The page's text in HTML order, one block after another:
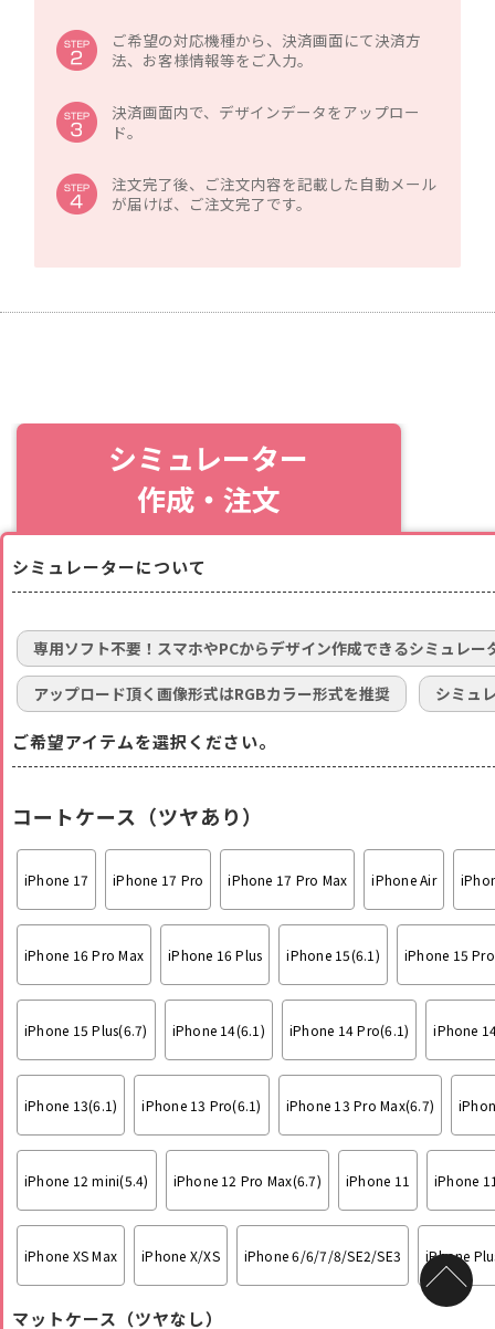
ご希望の対応機種から、決済画面にて決済方
法、お客様情報等をご入力。
決済画面内で、デザインデータをアップロー
ド。
注文完了後、ご注文内容を記載した自動メール
が届けば、ご注文完了です。
シミュレーター
作成・注文
シミュレーターについて
専用ソフト不要！スマホやPCからデザイン作成できるシミュレー
アップロード頂く画像形式はRGBカラー形式を推奨 シミュ
ご希望アイテムを選択ください。
コートケース（ツヤあり）
iPhone 17 iPhone 17 Pro iPhone 17 Pro Max iPhone Air
iPhone 16 Pro Max iPhone 16 Plus iPhone 15(6.1) iPhone 15
iPhone 15 Plus(6.7) iPhone 14(6.1) iPhone 14 Pro(6.1) iPhone
iPhone 13(6.1) iPhone 13 Pro(6.1) iPhone 13 Pro Max(6.7)
iPhone 12 mini(5.4) iPhone 12 Pro Max(6.7) iPhone 11 iPhone
iPhone XS Max iPhone X/XS iPhone 6/6/7/8/SE2/SE3 iPhone
マットケース（ツヤなし）